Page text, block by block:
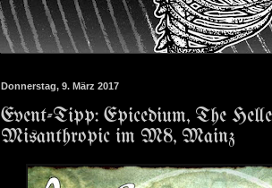
Donnerstag, 9. März 2017
Event-Tipp: Epicedium, The
Misanthropic im M8, Mainz